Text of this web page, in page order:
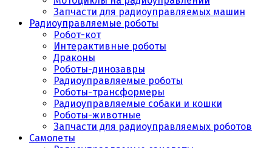
Запчасти для радиоуправляемых машин
Радиоуправляемые роботы
Робот-кот
Интерактивные роботы
Драконы
Роботы-динозавры
Радиоуправляемые роботы
Роботы-трансформеры
Радиоуправляемые собаки и кошки
Роботы-животные
Запчасти для радиоуправляемых роботов
Самолеты